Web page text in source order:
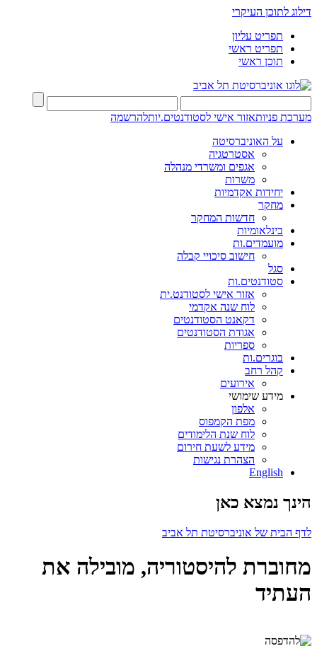
דילוג לתוכן העיקרי
תפריט עליון
תפריט ראשי
תוכן ראשי
מערכת פניותאזור אישי לסטודנטים.יותלהרשמה
על האוניברסיטה
אסטרטגיה
אגפים ומשרדי מנהלה
משרות
יחידות אקדמיות
מחקר
חדשות המחקר
בינלאומיות
מועמדים.ות
חישוב סיכויי קבלה
סגל
סטודנטים.ות
אזור אישי לסטודנט.ית
לוח שנה אקדמי
דקאנט הסטודנטים
אגודת הסטודנטים
ספריות
בוגרים.ות
קהל רחב
אירועים
מידע שימושי
אלפון
מפת הקמפוס
לוח שנת הלימודים
מידע לשעת חירום
הצהרת נגישות
English
הינך נמצא כאן
לדף הבית של אוניברסיטת תל אביב
מחוברת להיסטוריה, מובילה את
העתיד